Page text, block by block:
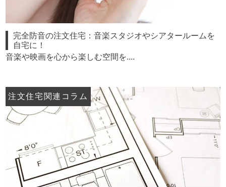
完全防音の注文住宅：音楽スタジオやシアタールームを
自宅に！
音楽や映画を心から楽しむ空間を....
注文住宅関連コラム